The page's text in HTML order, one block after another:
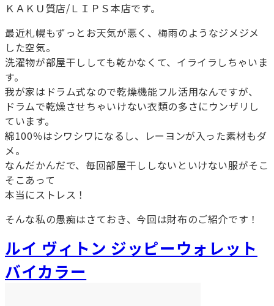
ＫＡＫＵ質店/ＬＩＰＳ本店です。
最近札幌もずっとお天気が悪く、梅雨のようなジメジメ
した空気。
洗濯物が部屋干ししても乾かなくて、イライラしちゃいま
す。
我が家はドラム式なので乾燥機能フル活用なんですが、
ドラムで乾燥させちゃいけない衣類の多さにウンザリし
ています。
綿100％はシワシワになるし、レーヨンが入った素材もダ
メ。
なんだかんだで、毎回部屋干ししないといけない服がそこ
そこあって
本当にストレス！
そんな私の愚痴はさておき、今回は財布のご紹介です！
ルイ ヴィトン ジッピーウォレット
バイカラー